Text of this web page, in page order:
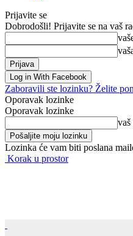
Prijavite se
Dobrodošli! Prijavite se na vaš
Log in With Facebook
Zaboravili ste lozinku? Želite
Oporavak lozinke
Oporavak lozinke
vaš
Lozinka će vam biti poslana
Korak u prostor